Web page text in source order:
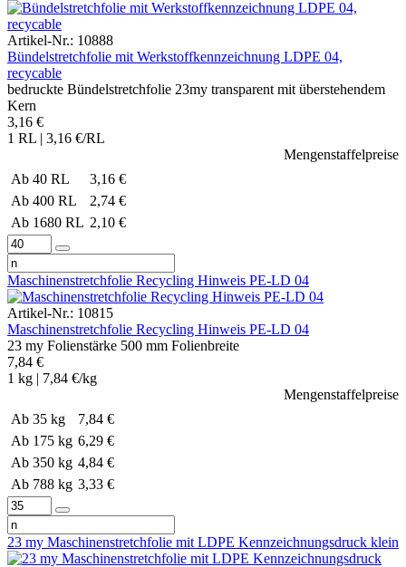
Artikel-Nr.: 10888
Bündelstretchfolie mit Werkstoffkennzeichnung LDPE 04,
recycable
bedruckte Bündelstretchfolie 23my transparent mit überstehendem
Kern
3,16 €
1 RL | 3,16 €/RL
Mengenstaffelpreise
Ab 40 RL
3,16 €
Ab 400 RL
2,74 €
Ab 1680 RL 2,10 €
Maschinenstretchfolie Recycling Hinweis PE-LD 04
Artikel-Nr.: 10815
Maschinenstretchfolie Recycling Hinweis PE-LD 04
23 my Folienstärke 500 mm Folienbreite
7,84 €
1 kg | 7,84 €/kg
Mengenstaffelpreise
Ab 35 kg
7,84 €
Ab 175 kg 6,29 €
Ab 350 kg 4,84 €
Ab 788 kg 3,33 €
23 my Maschinenstretchfolie mit LDPE Kennzeichnungsdruck klein